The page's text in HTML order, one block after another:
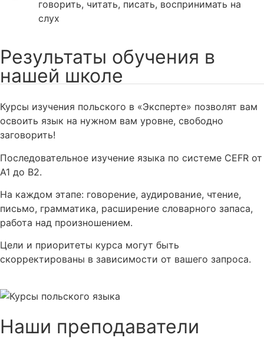
говорить, читать, писать, воспринимать на
слух
Результаты обучения в
нашей школе
Курсы изучения польского в «Эксперте» позволят вам
освоить язык на нужном вам уровне, свободно
заговорить!
Последовательное изучение языка по системе CEFR от
А1 до В2.
На каждом этапе: говорение, аудирование, чтение,
письмо, грамматика, расширение словарного запаса,
работа над произношением.
Цели и приоритеты курса могут быть
скорректированы в зависимости от вашего запроса.
Наши преподаватели